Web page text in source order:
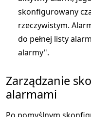
skonfigurowany
rzeczywistym.
do pełnej listy
alarmy".
Zarządzanie
alarmami